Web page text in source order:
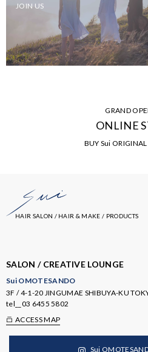
JOIN US
GRAND
ONLINE
BUY Sui
HAIR SALON / HAIR & MAKE / PRODUCTS
SALON / CREATIVE LOUNGE
Sui OMOTESANDO
3F / 4-1-20 JINGUMAE SHIBUYA-KU
tel__ 03 6455 5802
ACCESS MAP
Sui